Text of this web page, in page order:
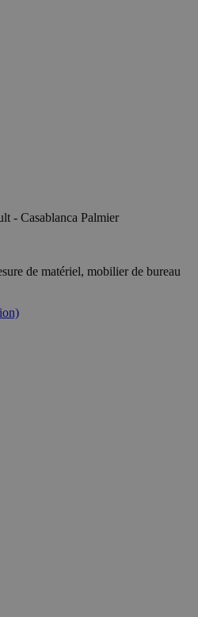
- Casablanca Palmier
de matériel, mobilier de bureau